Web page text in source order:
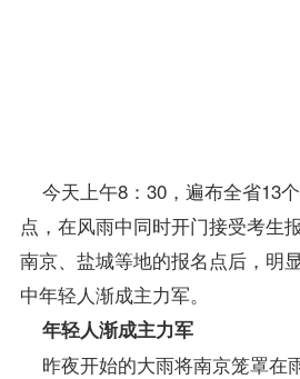
今天上午8：30，遍布全省13
点，在风雨中同时开门接受考生
南京、盐城等地的报名点后，明
中年轻人渐成主力军。
年轻人渐成主力军
昨夜开始的大雨将南京笼罩在